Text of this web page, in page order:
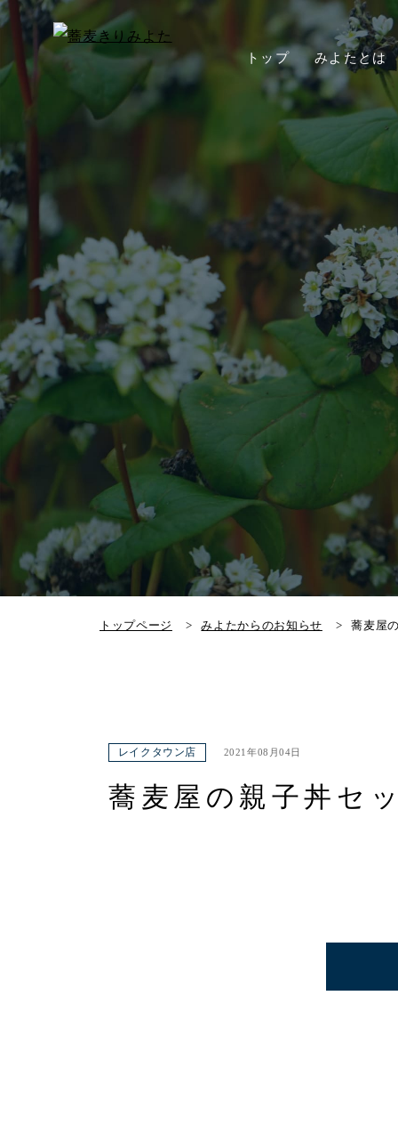
トップ みよたとは
トップページ みよたからのお知らせ 蕎麦屋
レイクタウン店 2021年08月04日
蕎麦屋の親子丼セ